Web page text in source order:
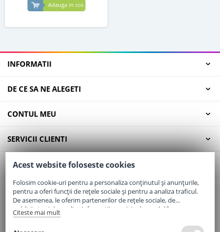
Adauga in cos
INFORMATII
DE CE SA NE ALEGETI
CONTUL MEU
SERVICII CLIENTI
CONTACT
Email:office@elaptepraf.ro
Telefon:0745-964-449
Adresa:Sos. Borsului, Nr. 20, Oradea, Jud. Bihor
Acest website foloseste cookies
Folosim cookie-uri pentru a personaliza conținutul și anunțurile,
pentru a oferi funcții de rețele sociale și pentru a analiza traficul.
De asemenea, le oferim partenerilor de rețele sociale, de
publicitate și de analize informații cu privire la modul în care
folosiți site-ul nostru. Aceștia le pot combina cu alte informații
Citeste mai mult